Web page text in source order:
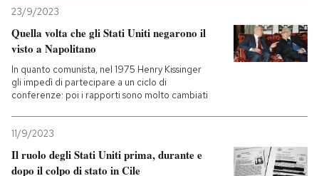
I MIEI PREFERITI
SHOP
CALENDARIO
23/9/2023
Quella volta che gli Stati Uniti negarono il
visto a Napolitano
In quanto comunista, nel 1975 Henry Kissinger
gli impedì di partecipare a un ciclo di
conferenze: poi i rapporti sono molto cambiati
11/9/2023
Il ruolo degli Stati Uniti prima, durante e
dopo il colpo di stato in Cile